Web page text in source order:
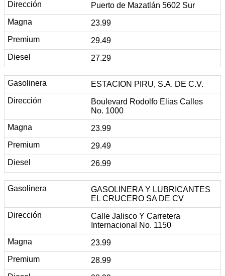
Puerto de Mazatlán 5602 Sur
23.99
29.49
27.29
ESTACION PIRU, S.A. DE C.V.
Boulevard Rodolfo Elias Calles
No. 1000
23.99
29.49
26.99
GASOLINERA Y LUBRICANTES
EL CRUCERO SA DE CV
Calle Jalisco Y Carretera
Internacional No. 1150
23.99
28.99